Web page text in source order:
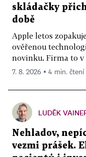
skládačky
době
Apple letos
ověřenou
novinku. Firma to v
7. 8. 2026 ▪ 4 min. čtení
LUDĚK
Nehladov,
vezmi prášek.